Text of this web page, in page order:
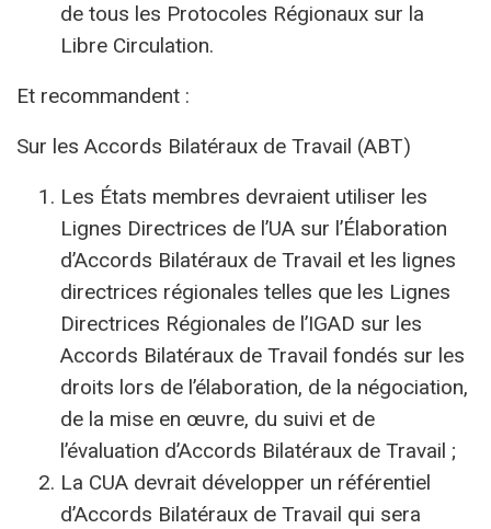
de tous les Protocoles Régionaux sur la
Libre Circulation.
Et recommandent :
Sur les Accords Bilatéraux de Travail (ABT)
Les États membres devraient utiliser les
Lignes Directrices de l’UA sur l’Élaboration
d’Accords Bilatéraux de Travail et les lignes
directrices régionales telles que les Lignes
Directrices Régionales de l’IGAD sur les
Accords Bilatéraux de Travail fondés sur les
droits lors de l’élaboration, de la négociation,
de la mise en œuvre, du suivi et de
l’évaluation d’Accords Bilatéraux de Travail ;
La CUA devrait développer un référentiel
d’Accords Bilatéraux de Travail qui sera